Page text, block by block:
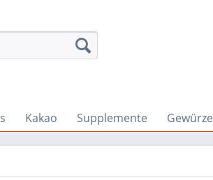
Kakao Supplemente Gewürze